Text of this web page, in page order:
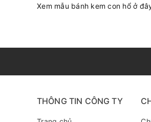
Xem mẫu bánh kem con hổ ở
THÔNG TIN CÔNG TY